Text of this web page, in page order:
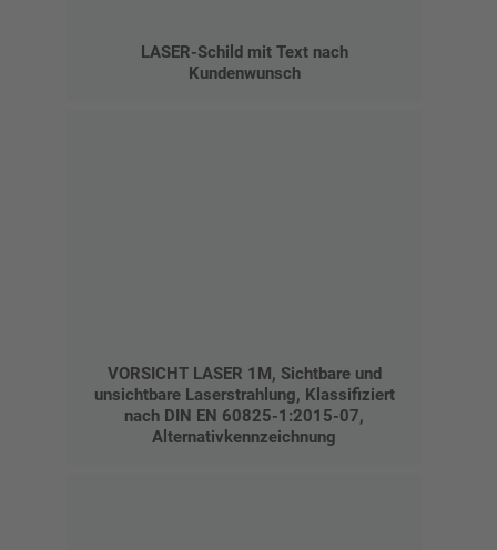
LASER-Schild mit Text nach
Kundenwunsch
VORSICHT LASER 1M, Sichtbare und
unsichtbare Laserstrahlung, Klassifiziert
nach DIN EN 60825-1:2015-07,
Alternativkennzeichnung